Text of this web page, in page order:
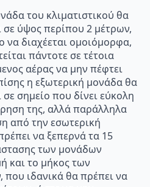
του κλιματιστικού θα
σε ύψος περίπου 2 μέτρων,
διαχέεται ομοιόμορφα,
πάντοτε σε τέτοια
αέρας να μην πέφτει
η εξωτερική μονάδα θα
σημείο που δίνει εύκολη
της, αλλά παράλληλα
από την εσωτερική
να ξεπερνά τα 15
των μονάδων
και το μήκος των
ιδανικά θα πρέπει να